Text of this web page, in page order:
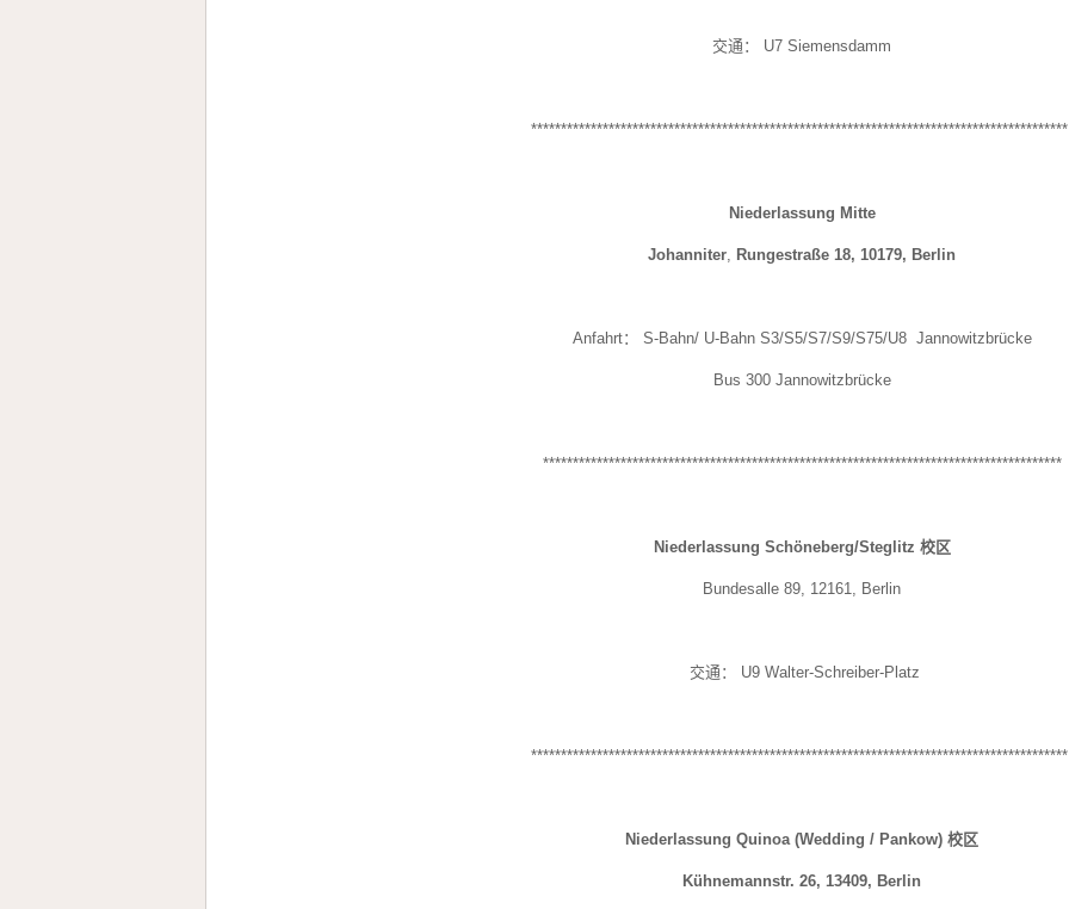
交通： U7 Siemensdamm
Niederlassung Mitte
Johanniter, Rungestraße 18, 10179, Berlin
Anfahrt： S-Bahn/ U-Bahn S3/S5/S7/S9/S75/U8 Jannowitzbrücke
Bus 300 Jannowitzbrücke
***************************************************************************************
Niederlassung Schöneberg/Steglitz 校区
Bundesalle 89, 12161, Berlin
交通： U9 Walter-Schreiber-Platz
Niederlassung Quinoa (Wedding / Pankow) 校区
Kühnemannstr. 26, 13409, Berlin